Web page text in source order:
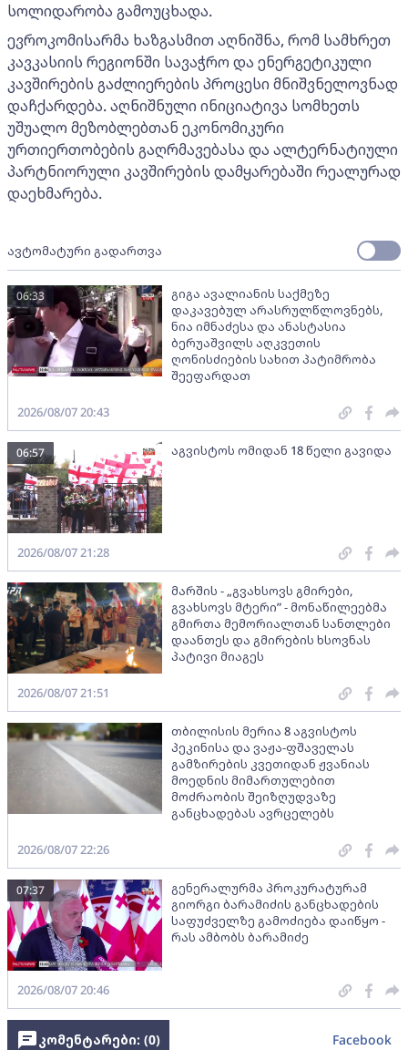
სოლიდარობა გამოუცხადა.
ევროკომისარმა ხაზგასმით აღნიშნა, რომ სამხრეთ
კავკასიის რეგიონში სავაჭრო და ენერგეტიკული
კავშირების გაძლიერების პროცესი მნიშვნელოვნად
დაჩქარდება. აღნიშნული ინიციატივა სომხეთს
უშუალო მეზობლებთან ეკონომიკური
ურთიერთობების გაღრმავებასა და ალტერნატიული
პარტნიორული კავშირების დამყარებაში რეალურად
დაეხმარება.
ავტომატური გადართვა
გიგა ავალიანის საქმეზე
დაკავებულ არასრულწლოვნებს,
ნია იმნაძესა და ანასტასია
ბერუაშვილს აღკვეთის
ღონისძიების სახით პატიმრობა
შეეფარდათ
06:33
2026/08/07 20:43
აგვისტოს ომიდან 18 წელი გავიდა
06:57
2026/08/07 21:28
მარშის - „გვახსოვს გმირები,
გვახსოვს მტერი” - მონაწილეებმა
გმირთა მემორიალთან სანთლები
დაანთეს და გმირების ხსოვნას
პატივი მიაგეს
2026/08/07 21:51
თბილისის მერია 8 აგვისტოს
პეკინისა და ვაჟა-ფშაველას
გამზირების კვეთიდან ჟვანიას
მოედნის მიმართულებით
მოძრაობის შეიზღუდვაზე
განცხადებას ავრცელებს
2026/08/07 22:26
გენერალურმა პროკურატურამ
გიორგი ბარამიძის განცხადების
საფუძველზე გამოძიება დაიწყო -
რას ამბობს ბარამიძე
07:37
2026/08/07 20:46
კომენტარები: (0) Facebook